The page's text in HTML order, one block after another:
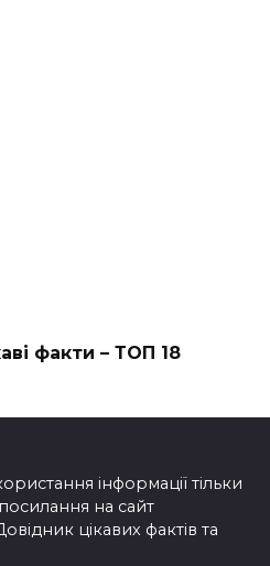
факти – ТОП 18
інформації тільки
на сайт
цікавих фактів та